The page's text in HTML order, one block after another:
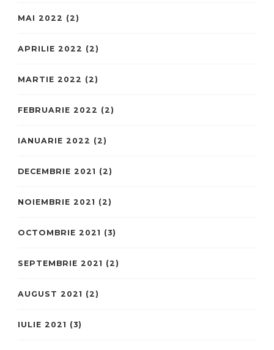
MAI 2022 (2)
APRILIE 2022 (2)
MARTIE 2022 (2)
FEBRUARIE 2022 (2)
IANUARIE 2022 (2)
DECEMBRIE 2021 (2)
NOIEMBRIE 2021 (2)
OCTOMBRIE 2021 (3)
SEPTEMBRIE 2021 (2)
AUGUST 2021 (2)
IULIE 2021 (3)